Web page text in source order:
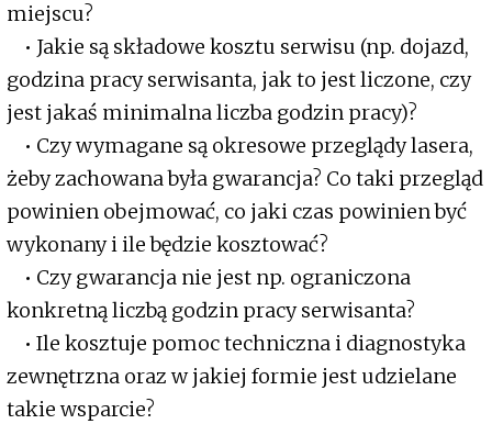
miejscu?
• Jakie są składowe kosztu serwisu (np. dojazd,
godzina pracy serwisanta, jak to jest liczone, czy
jest jakaś minimalna liczba godzin pracy)?
• Czy wymagane są okresowe przeglądy lasera,
żeby zachowana była gwarancja? Co taki przegląd
powinien obejmować, co jaki czas powinien być
wykonany i ile będzie kosztować?
• Czy gwarancja nie jest np. ograniczona
konkretną liczbą godzin pracy serwisanta?
• Ile kosztuje pomoc techniczna i diagnostyka
zewnętrzna oraz w jakiej formie jest udzielane
takie wsparcie?